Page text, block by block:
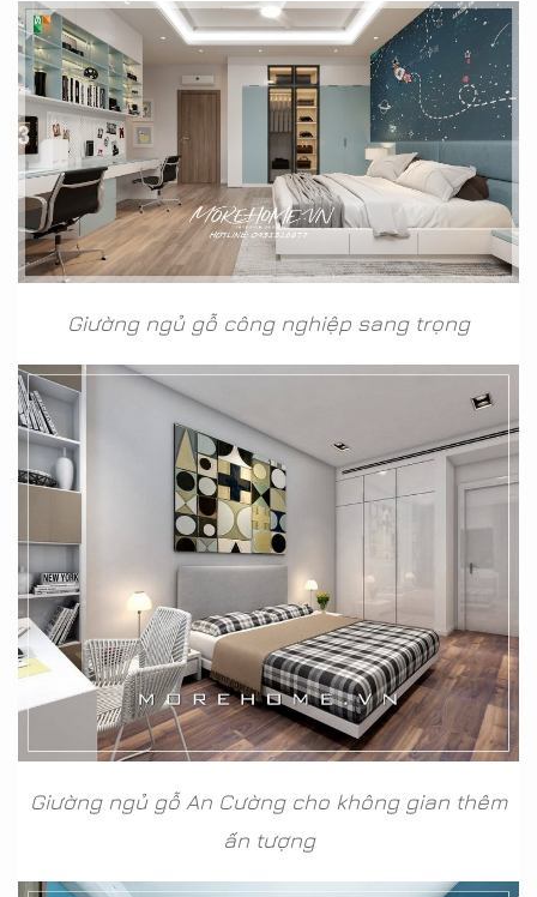
Giường ngủ gỗ công nghiệp sang trọng
Giường ngủ gỗ An Cường cho không gian thêm
ấn tượng